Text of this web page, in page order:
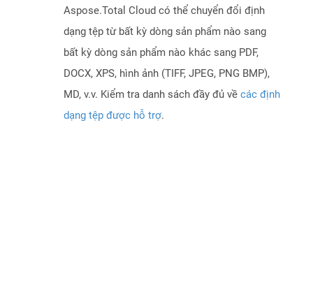
Aspose.Total Cloud có thể chuyển đổi định
dạng tệp từ bất kỳ dòng sản phẩm nào sang
bất kỳ dòng sản phẩm nào khác sang PDF,
DOCX, XPS, hình ảnh (TIFF, JPEG, PNG BMP),
MD, v.v. Kiểm tra danh sách đầy đủ về các định
dạng tệp được hỗ trợ.